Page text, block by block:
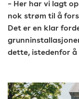
– Her har vi lagt
nok strøm til å
Det er en klar
dette, istedenfor